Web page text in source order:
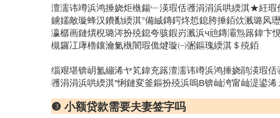
澶濡讳竴浜鸿捶娆炬槸鍚﹂渶瑕佸彟涓涓浜哄緛淇★紝
鐪嬬敵璇蜂汉鐨勫緛淇°備絾鏄鍔炵悊鎴胯捶銆佽溅璐
瀛樼画鏈熼棿璐涔扮殑鎴夸骇鍜岃溅浜ч兘鏄灞炰簬鍏卞
槻鑼冮庨櫓鑲瀹氭槸闇瑕佹煡璇㈠弻鏂瑰緛淇＄殑銆
缁艰堪锛岄氳繃浠ヤ笂鍏充簬澶濡讳竴浜鸿捶娆鹃渶瑕
彟涓涓浜哄緛淇″悧鏈変釜鏂扮殑浜嗚В锛屾洿甯屾湜鍙
❸ 小额贷款需要夫妻签字吗